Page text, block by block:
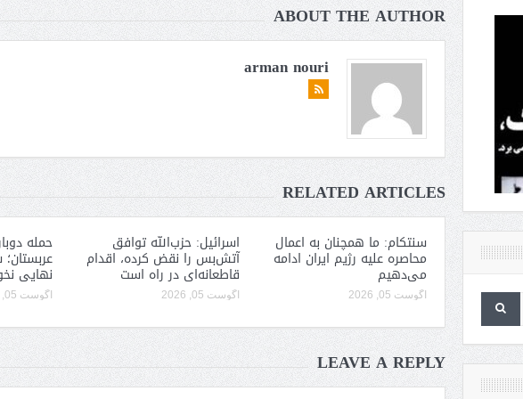
ABOUT THE AUTHOR
arman nouri
RELATED ARTICLES
سنتکام: ما همچنان به اعمال
محاصره علیه رژیم ایران ادامه
می‌دهیم
آگوست 05, 2026
اسرائیل: حزب‌الله توافق
آتش‌بس را نقض کرده، اقدام
قاطعانه‌ای در راه است
آگوست 05, 2026
حمله
نهایی
آگوست 05, 2026
LEAVE A REPLY